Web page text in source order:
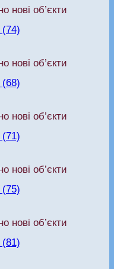
нові об’єкти
(74)
нові об’єкти
(68)
нові об’єкти
(71)
нові об’єкти
(75)
нові об’єкти
(81)